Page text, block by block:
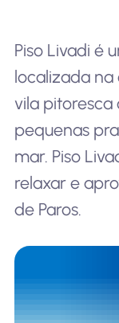
Piso Livadi é
localizada na
vila pitoresca
pequenas
mar. Piso
relaxar e
de Paros.